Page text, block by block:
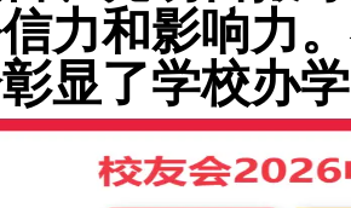
力和影响力。
显了学校办